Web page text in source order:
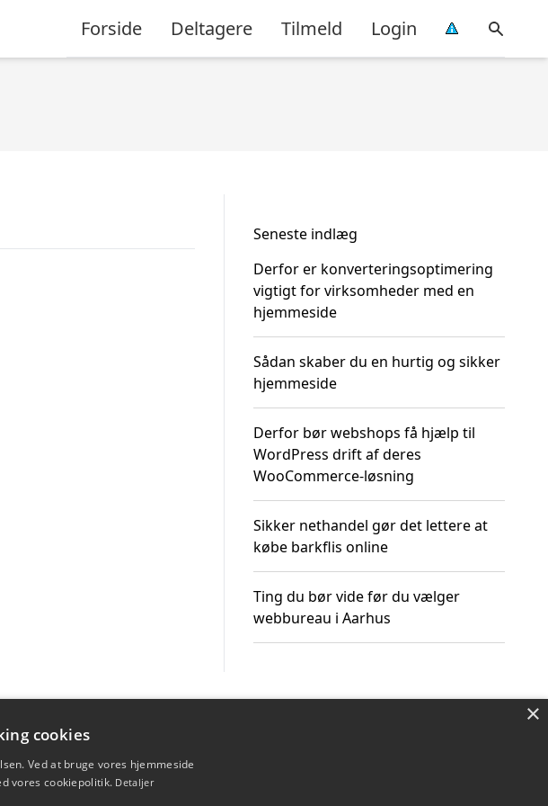
Forside Deltagere Tilmeld Login
Seneste indlæg
Derfor er konverteringsoptimering
vigtigt for virksomheder med en
hjemmeside
Sådan skaber du en hurtig og sikker
hjemmeside
Derfor bør webshops få hjælp til
WordPress drift af deres
WooCommerce-løsning
Sikker nethandel gør det lettere at
købe barkflis online
Ting du bør vide før du vælger
webbureau i Aarhus
×
cookies
Ved at bruge vores hjemmeside
vores cookiepolitik. Detaljer